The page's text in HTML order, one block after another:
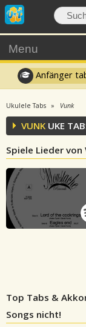
Menu
Anfänger
Ukulele Tabs Vunk
VUNK UKE
Spiele Lieder
Top Tabs &
Songs nicht!